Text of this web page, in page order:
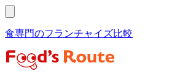
食専門のフランチャイズ比較